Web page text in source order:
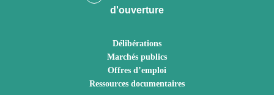
d'ouverture
Délibérations
Marchés publics
Offres d’emploi
Ressources documentaires